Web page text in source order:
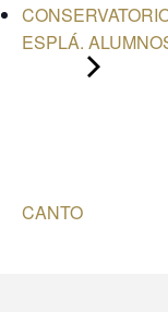
ESPLÁ.
CANTO